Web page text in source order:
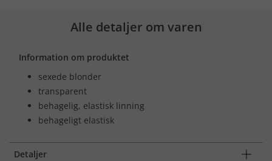
Alle detaljer om varen
Information om produktet
sexede blonder
transparent
behagelig, elastisk linning
behageligt elastisk
Detaljer